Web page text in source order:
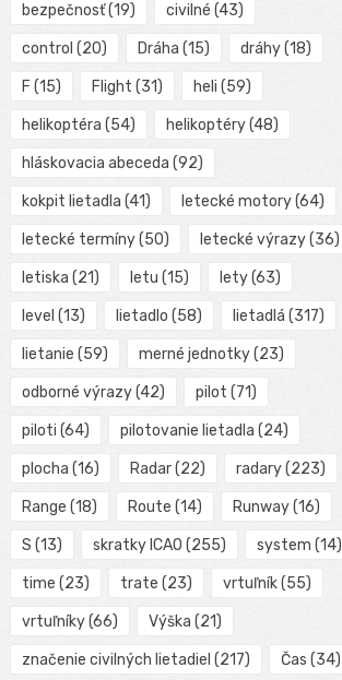
bezpečnosť(19) civilné (43)
control (20) Dráha (15) dráhy(18)
F (15) Flight (31) heli (59)
helikoptéra (54) helikoptéry(48)
hláskovacia abeceda (92)
kokpit lietadla (41) letecké motory(64)
letecké termíny(50) letecké výrazy(36)
letiska (21) letu (15) lety(63)
level (13) lietadlo (58) lietadlá (317)
lietanie (59) merné jednotky(23)
odborné výrazy(42) pilot (71)
piloti (64) pilotovanie lietadla (24)
plocha (16) Radar(22) radary(223)
Range (18) Route (14) Runway(16)
S (13) skratky ICAO (255) system (14)
time (23) trate (23) vrtuľník(55)
vrtuľníky(66) Výška (21)
značenie civilných lietadiel (217) Čas (34)